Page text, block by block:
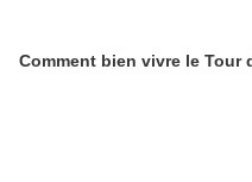
Comment bien vivre le Tour